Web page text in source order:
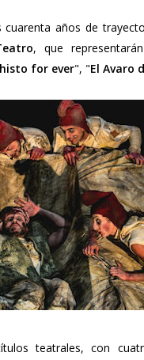
años de
, que
for ever", "El Avaro
teatrales, con